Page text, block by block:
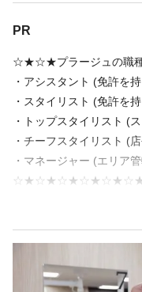
・制服あり
・交通費規定支給
・社会保険完備
・産休・育休制度あり（ラ
・休日出勤手当あり（
・資格取得支援制度が充実
新規理美容師資格や、Wラ
必要な学費は会社が補助
宮城県 柴田郡大河原
大河原駅
勤務地が希望に合わ
あります。
この求人の別店舗
・ブランクのある方も大
・60歳定年制（65歳ま
PR
☆★☆★プラージュの職
・アシスタント (免許を
・スタイリスト (免許を
・トップスタイリスト (
・チーフスタイリスト (
・マネージャー (エリア
う！ ／
あなたのスキルと経験を